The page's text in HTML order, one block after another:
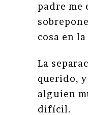
padre me
cosa en
La
querido, y
alguien
difícil.